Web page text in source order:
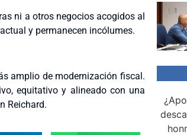
ni a otros negocios acogidos al
y permanecen incólumes.
amplio de modernización fiscal.
equitativo y alineado con una
Reichard.